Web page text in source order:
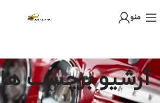
منو
آرشیو برچسب